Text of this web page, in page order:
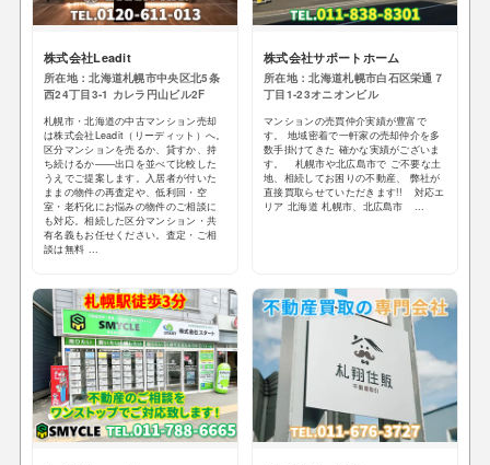
株式会社Leadit
所在地：北海道札幌市中央区北5条
西24丁目3-1 カレラ円山ビル2F
札幌市・北海道の中古マンション売却
は株式会社Leadit（リーディット）へ。
区分マンションを売るか、貸すか、持
ち続けるか——出口を並べて比較した
うえでご提案します。入居者が付いた
ままの物件の再査定や、低利回・空
室・老朽化にお悩みの物件のご相談に
も対応。相続した区分マンション・共
有名義もお任せください。査定・ご相
談は無料 ...
株式会社サポートホーム
所在地：北海道札幌市白石区栄通７
丁目1-23オニオンビル
マンションの売買仲介実績が豊富で
す。 地域密着で一軒家の売却仲介を多
数手掛けてきた 確かな実績がございま
す。 札幌市や北広島市で ご不要な土
地、相続してお困りの不動産、 弊社が
直接買取らせていただきます!! 対応エ
リア 北海道 札幌市、北広島市 ...